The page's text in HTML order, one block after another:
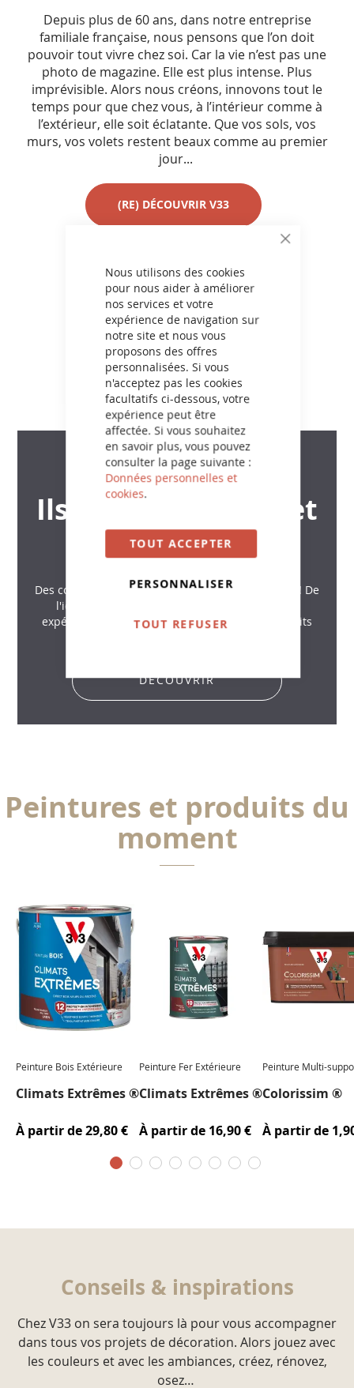
CLOSE
Nous utilisons des cookies
pour nous aider à améliorer
nos services et votre
expérience de navigation sur
notre site et nous vous
proposons des offres
personnalisées. Si vous
n'acceptez pas les cookies
facultatifs ci-dessous, votre
expérience peut être
affectée. Si vous souhaitez
en savoir plus, vous pouvez
consulter la page suivante :
Données personnelles et
cookies.
TOUT ACCEPTER
PERSONNALISER
TOUT REFUSER
Depuis plus de 60 ans, dans notre entreprise
familiale française, nous pensons que l’on doit
pouvoir tout vivre chez soi. Car la vie n’est pas une
photo de magazine. Elle est plus intense. Plus
imprévisible. Alors nous créons, innovons tout le
temps pour que chez vous, à l’intérieur comme à
l’extérieur, elle soit éclatante. Que vos sols, vos
murs, vos volets restent beaux comme au premier
jour...
(RE) DÉCOUVRIR V33
TÉMOIGNAGES VIDÉOS
Ils nous ont testé et
ils en parlent
Des consommateursnousfontvivreleurs ! De
l'id
expé donnent leursavissur
produits
DÉCOUVRIR
Peintures et produits du
moment
Peinture Bois Extérieure
Climats Extrêmes ®
À partir de29,80 €
Peinture Fer Extérieure
Climats Extrêmes ®
À partir de 16,90 €
Peinture Multi-
Colorissim ®
À partir de
Conseils & inspirations
Chez V33 on sera toujours là pour vous accompagner
dans tous vos projets de décoration. Alors jouez avec
les couleurs et avec les ambiances, créez, rénovez,
osez…